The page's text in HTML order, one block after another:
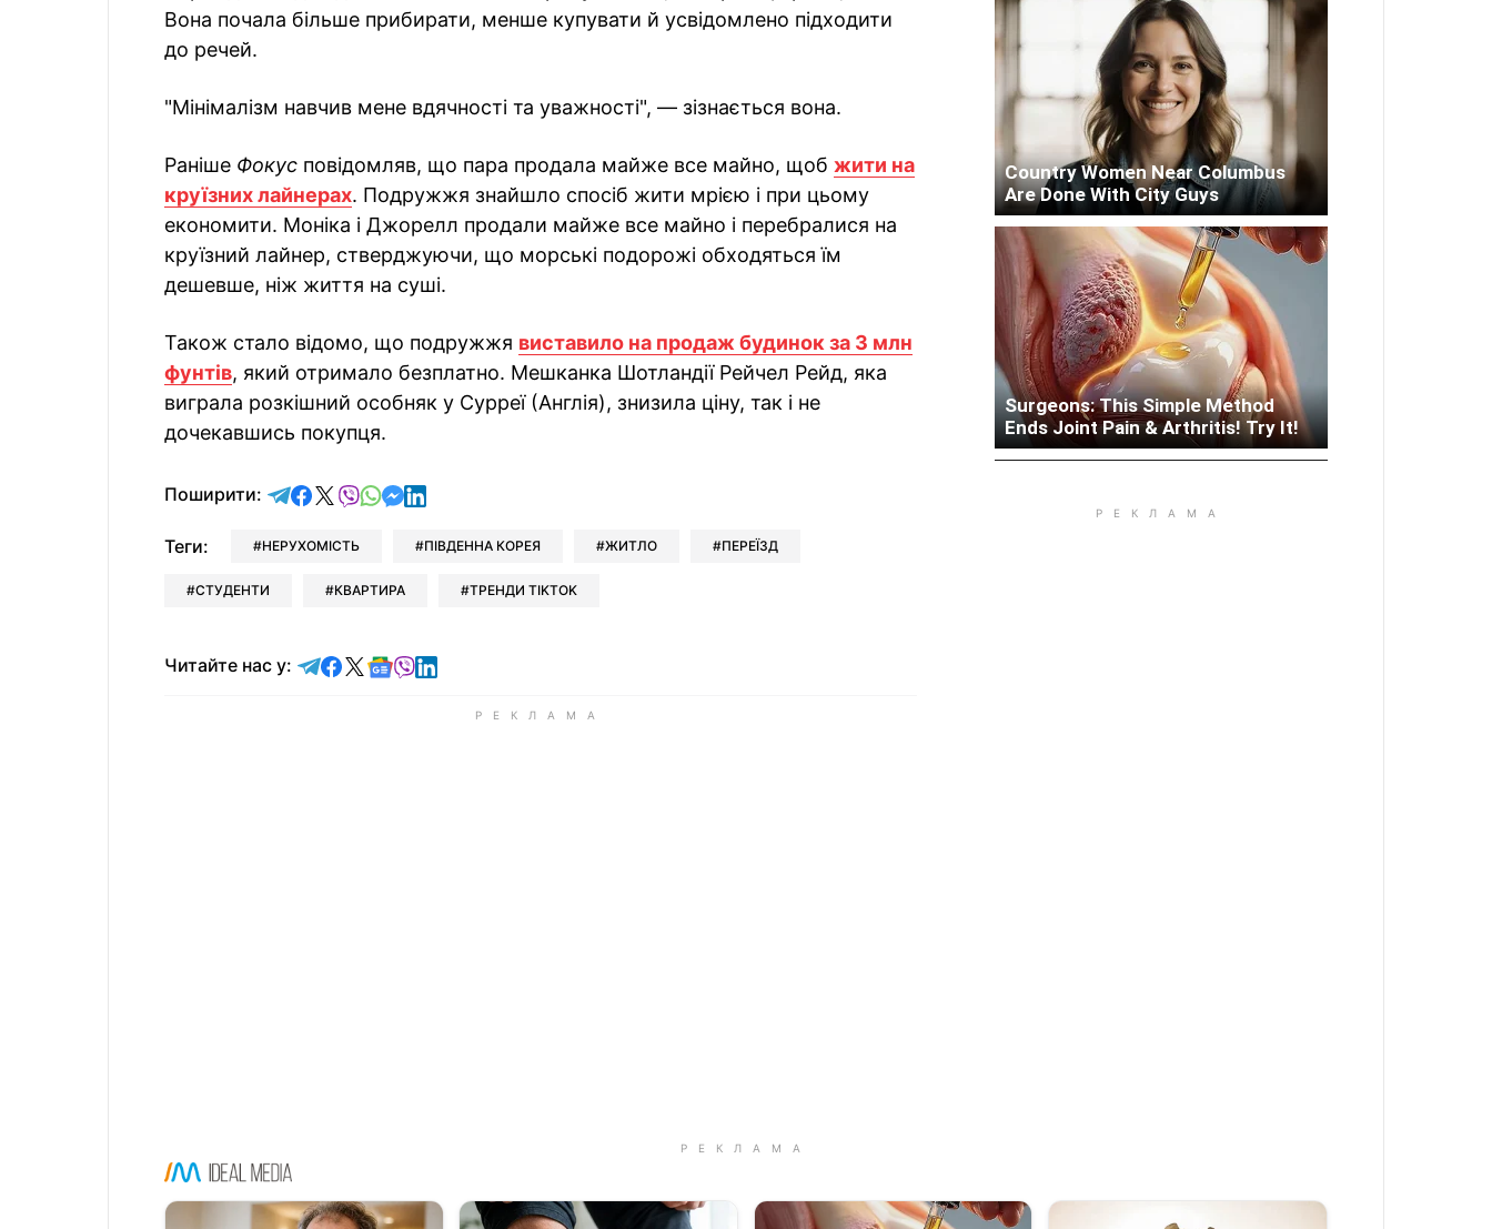
Вона почала більше прибирати, менше купувати й усвідомлено підходити
до речей.
"Мінімалізм навчив мене вдячності та уважності", — зізнається вона.
Раніше Фокус повідомляв, що пара продала майже все майно, щоб жити на
круїзних лайнерах. Подружжя знайшло спосіб жити мрією і при цьому
економити. Моніка і Джорелл продали майже все майно і перебралися на
круїзний лайнер, стверджуючи, що морські подорожі обходяться їм
дешевше, ніж життя на суші.
Також стало відомо, що подружжя виставило на продаж будинок за 3 млн
фунтів, який отримало безплатно. Мешканка Шотландії Рейчел Рейд, яка
виграла розкішний особняк у Сурреї (Англія), знизила ціну, так і не
дочекавшись покупця.
Поширити: відправити у Telegram
поділитись у Facebook
поділитись у X
відправити у Viber
відправити у Whatsapp
відправити у Messenger
відправити у LinkedIn
Теги: НЕРУХОМІСТЬ ПІВДЕННА КОРЕЯ ЖИТЛО ПЕРЕЇЗД
СТУДЕНТИ КВАРТИРА ТРЕНДИ TIKTOK
Читайте нас у: Читайте у Telegram
Читайте у Facebook
Читайте у X
Читайте у Google news
Читайте у Viber
Читайте у LinkedIn
Country Women Near Columbus
Are Done With City Guys
Surgeons: This Simple Method
Ends Joint Pain & Arthritis! Try It!
Woman Lives In Garage - Don't
Judge Until You Peek Inside